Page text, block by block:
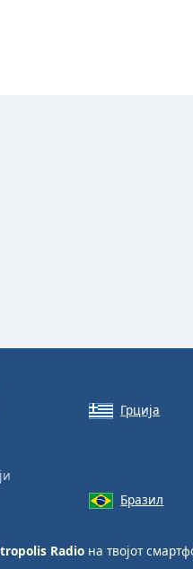
Грција
Бразил
Radio на твојот